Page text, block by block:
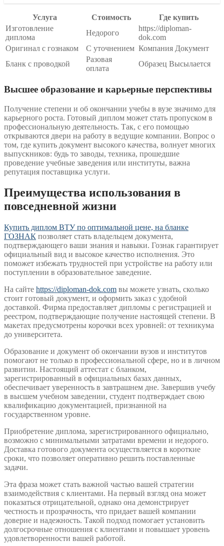
Услуга Стоимость
Где купить
Изготовление
диплома
Недорого
https://diploman-
dok.com
Оригинал с гознаком
С уточнением Компания Документ
Бланк с проводкой
Разовая
оплата
Образец Высылается
Высшее образование и карьерные перспективы
Получение степени и об окончании учебы в вузе значимо для
карьерного роста. Готовый диплом может стать пропуском в
профессиональную деятельность. Так, с его помощью
открываются двери на работу в ведущие компании. Вопрос о
том, где купить документ высокого качества, волнует многих
выпускников: будь то заводы, техника, прошедшие
проведение учебные заведения или институты, важна
репутация поставщика услуги.
Преимущества использования в
повседневной жизни
Купить диплом ВТУ по оптимальной цене, на бланке
ГОЗНАК позволяет стать владельцем документа,
подтверждающего ваши знания и навыки. Гознак гарантирует
официальный вид и высокое качество исполнения. Это
поможет избежать трудностей при устройстве на работу или
поступлении в образовательное заведение.
На сайте https://diploman-dok.com вы можете узнать, сколько
стоит готовый документ, и оформить заказ с удобной
доставкой. Фирма предоставляет дипломы с регистрацией и
реестром, подтверждающие получение настоящей степени. В
макетах предусмотрены корочки всех уровней: от техникума
до университета.
Образование и документ об окончании вузов и институтов
помогают не только в профессиональной сфере, но и в личном
развитии. Настоящий аттестат с бланком,
зарегистрированный в официальных базах данных,
обеспечивает уверенность в завтрашнем дне. Завершив учебу
в высшем учебном заведении, студент подтверждает свою
квалификацию документацией, признанной на
государственном уровне.
Приобретение диплома, зарегистрированного официально,
возможно с минимальными затратами времени и недорого.
Доставка готового документа осуществляется в короткие
сроки, что позволяет оперативно решить поставленные
задачи.
Эта фраза может стать важной частью вашей стратегии
взаимодействия с клиентами. На первый взгляд она может
показаться отрицательной, однако она демонстрирует
честность и прозрачность, что придает вашей компании
доверие и надежность. Такой подход помогает установить
долгосрочные отношения с клиентами и повышает уровень
удовлетворенности вашей работой.